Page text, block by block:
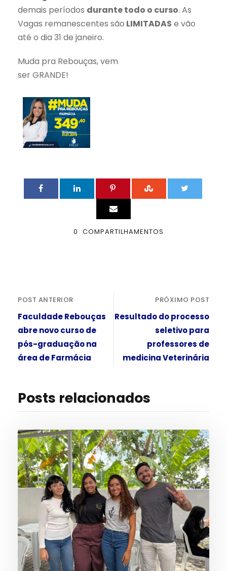
demais períodos durante todo o curso. As
Vagas remanescentes são LIMITADAS e vão
até o dia 31 de janeiro.
Muda pra Rebouças, vem
ser GRANDE!
0 COMPARTILHAMENTOS
POST ANTERIOR
Faculdade Rebouças
abre novo curso de
pós-graduação na
área de Farmácia
PRÓXIMO POST
Resultado do processo
seletivo para
professores de
medicina Veterinária
Posts relacionados